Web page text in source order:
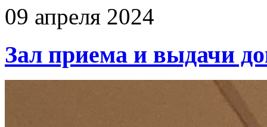
09 апреля 2024
Зал приема и выдачи